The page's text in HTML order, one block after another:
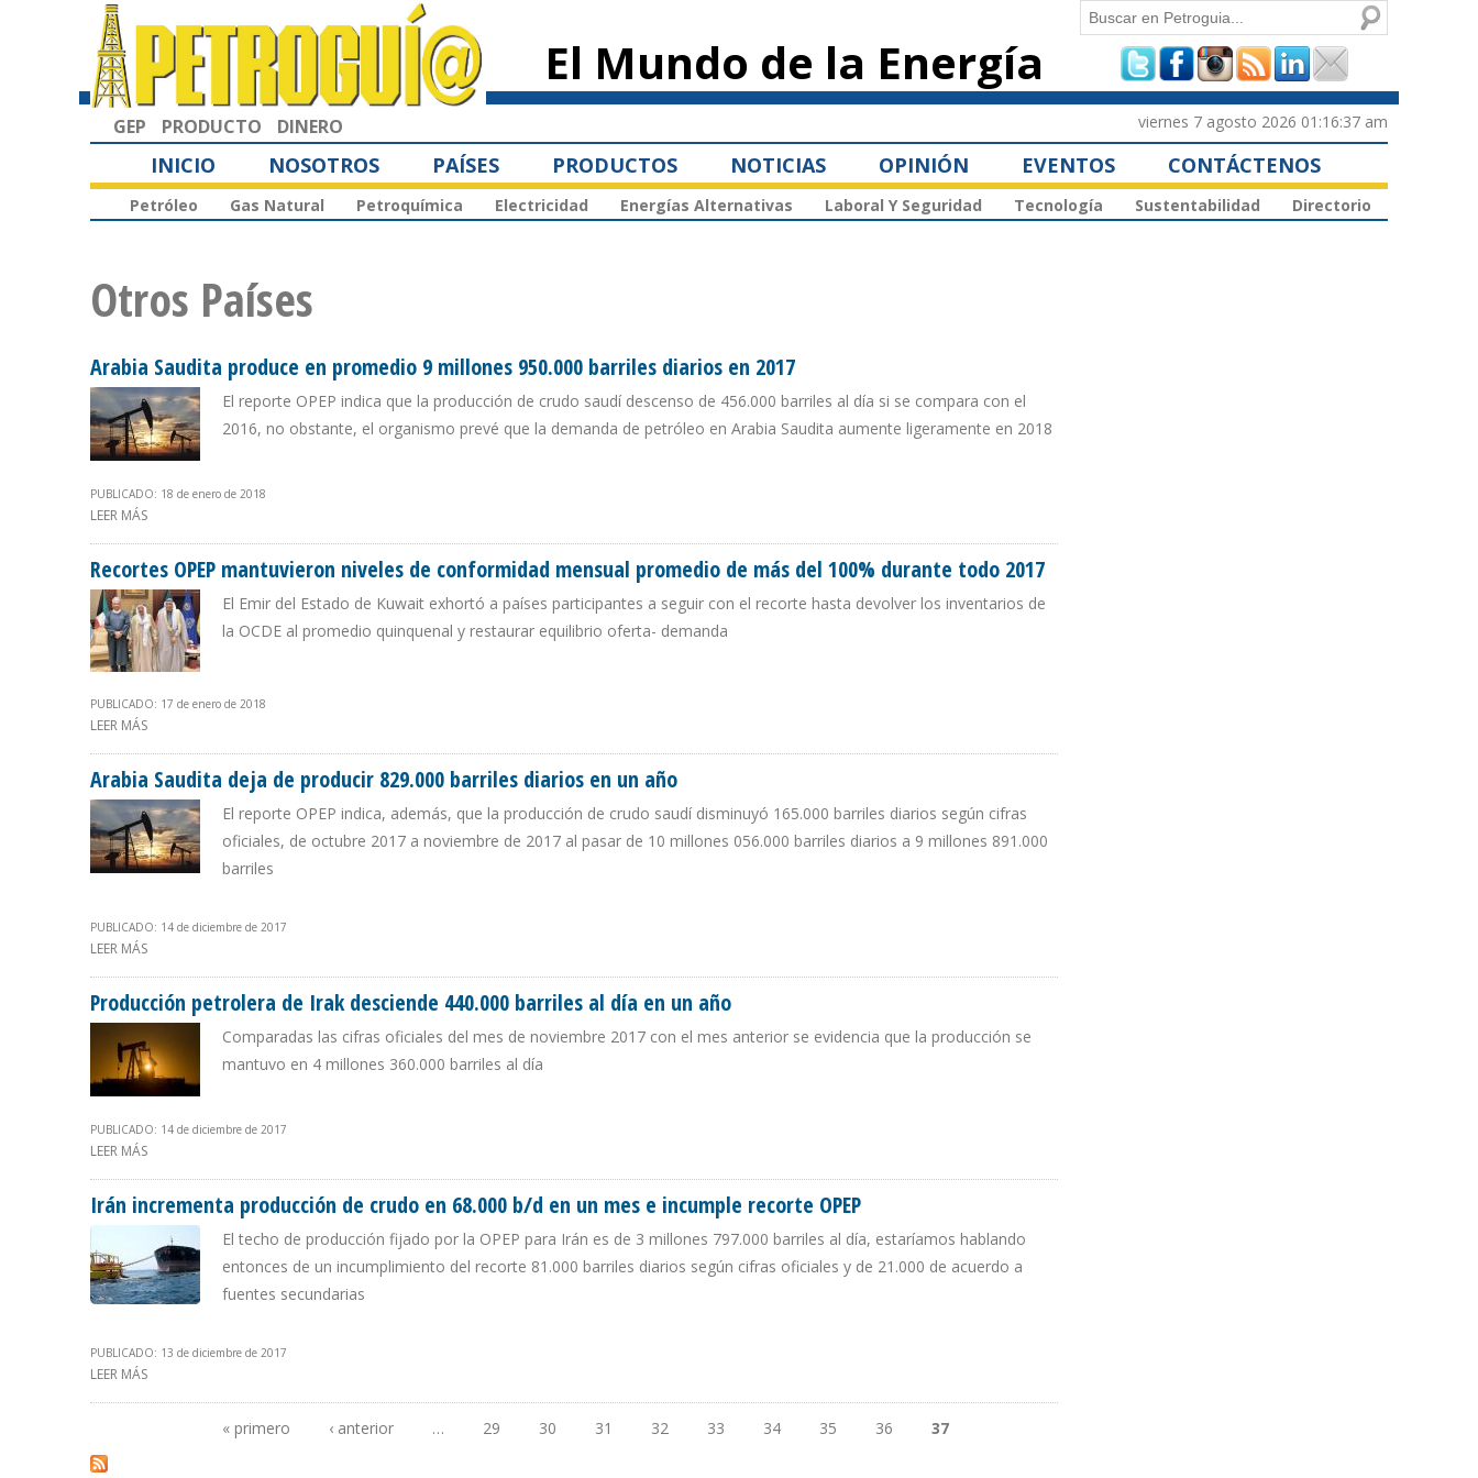
principal
El Mundo de la Energía
Formulario de
búsqueda
Buscar
GEP PRODUCTO DINERO viernes 7 agosto 2026 01:16:37 am
INICIO NOSOTROS PAÍSES PRODUCTOS NOTICIAS OPINIÓN EVENTOS CONTÁCTENOS
Petróleo Gas Natural Petroquímica Electricidad Energías Alternativas Laboral Y Seguridad Tecnología Sustentabilidad Directorio
Otros Países
Arabia Saudita produce en promedio 9 millones 950.000 barriles diarios en 2017
El reporte OPEP indica que la producción de crudo saudí descenso de 456.000 barriles al día si se compara con el
2016, no obstante, el organismo prevé que la demanda de petróleo en Arabia Saudita aumente ligeramente en 2018
PUBLICADO: 18 de enero de 2018
LEER MÁS
Recortes OPEP mantuvieron niveles de conformidad mensual promedio de más del 100% durante todo 2017
El Emir del Estado de Kuwait exhortó a países participantes a seguir con el recorte hasta devolver los inventarios de
la OCDE al promedio quinquenal y restaurar equilibrio oferta- demanda
PUBLICADO: 17 de enero de 2018
LEER MÁS
Arabia Saudita deja de producir 829.000 barriles diarios en un año
El reporte OPEP indica, además, que la producción de crudo saudí disminuyó 165.000 barriles diarios según cifras
oficiales, de octubre 2017 a noviembre de 2017 al pasar de 10 millones 056.000 barriles diarios a 9 millones 891.000
barriles
PUBLICADO: 14 de diciembre de 2017
LEER MÁS
Producción petrolera de Irak desciende 440.000 barriles al día en un año
Comparadas las cifras oficiales del mes de noviembre 2017 con el mes anterior se evidencia que la producción se
mantuvo en 4 millones 360.000 barriles al día
PUBLICADO: 14 de diciembre de 2017
LEER MÁS
Irán incrementa producción de crudo en 68.000 b/d en un mes e incumple recorte OPEP
El techo de producción fijado por la OPEP para Irán es de 3 millones 797.000 barriles al día, estaríamos hablando
entonces de un incumplimiento del recorte 81.000 barriles diarios según cifras oficiales y de 21.000 de acuerdo a
fuentes secundarias
PUBLICADO: 13 de diciembre de 2017
LEER MÁS
« primero ‹ anterior … 29 30 31 32 33 34 35 36 37